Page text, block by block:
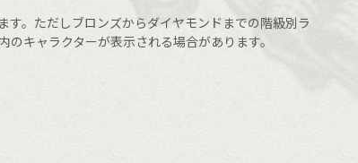
。ただしブロンズからダイヤモンドまでの階級別ラ
キャラクターが表示される場合があります。